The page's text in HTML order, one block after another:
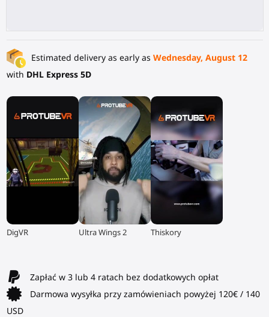
Estimated delivery as early as Wednesday, August 12
with DHL Express 5D
▶
DigVR ▶
Ultra Wings 2 ▶
Thiskory
Zapłać w 3 lub 4 ratach bez dodatkowych opłat
Darmowa wysyłka przy zamówieniach powyżej 120€ / 140
USD